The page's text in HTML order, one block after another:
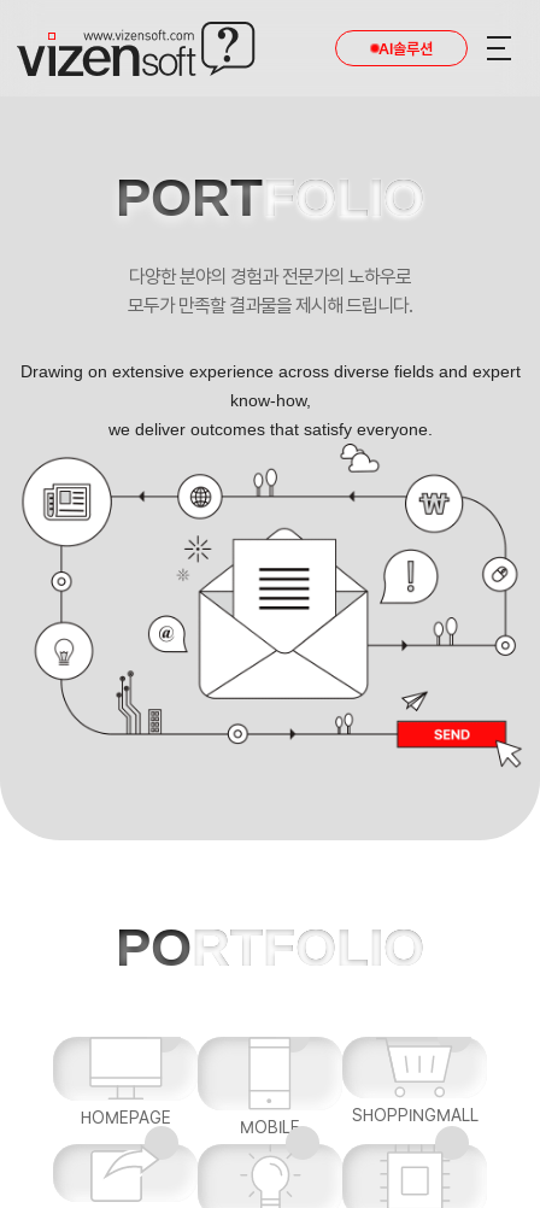
AI솔루션
우리성형외과 뷰티클리닉 반응형 기업 홈페이지제작 포트폴리오
PORTFOLIO
다양한 분야의 경험과 전문가의 노하우로
모두가 만족할 결과물을 제시해 드립니다.
Drawing on extensive experience across diverse fields and expert
know-how,
we deliver outcomes that satisfy everyone.
PORTFOLIO
HOMEPAGE MOBILE
SHOPPINGMALL